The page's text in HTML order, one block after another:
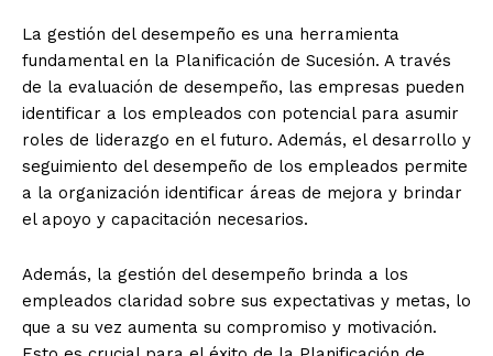
La gestión del desempeño es una herramienta
fundamental en la Planificación de Sucesión. A través
de la evaluación de desempeño, las empresas pueden
identificar a los empleados con potencial para asumir
roles de liderazgo en el futuro. Además, el desarrollo y
seguimiento del desempeño de los empleados permite
a la organización identificar áreas de mejora y brindar
el apoyo y capacitación necesarios.
Además, la gestión del desempeño brinda a los
empleados claridad sobre sus expectativas y metas, lo
que a su vez aumenta su compromiso y motivación.